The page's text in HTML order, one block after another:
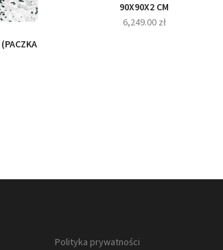
90X90X2 CM
6,249.00 zł
Polityka prywatności